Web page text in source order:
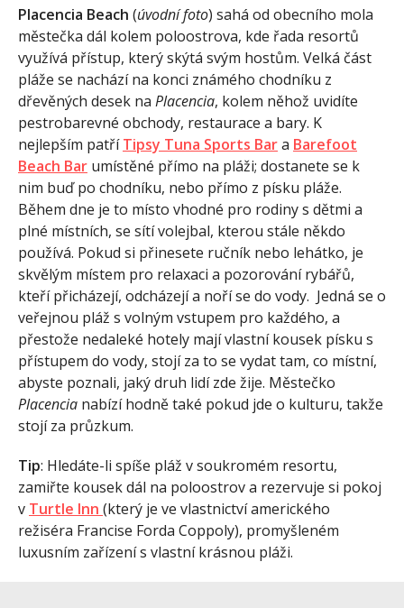
Placencia Beach (úvodní foto) sahá od obecního mola
městečka dál kolem poloostrova, kde řada resortů
využívá přístup, který skýtá svým hostům. Velká část
pláže se nachází na konci známého chodníku z
dřevěných desek na Placencia, kolem něhož uvidíte
pestrobarevné obchody, restaurace a bary. K
nejlepším patříTipsy Tuna Sports Bara Barefoot
Beach Bar umístěné přímo na pláži; dostanete se k
nim buď po chodníku, nebo přímo z písku pláže.
Během dne je to místo vhodné pro rodiny s dětmi a
plné místních, se sítí volejbal, kterou stále někdo
používá. Pokud si přinesete ručník nebo lehátko, je
skvělým místem pro relaxaci a pozorování rybářů,
kteří přicházejí, odcházejí a noří se do vody. Jedná se o
veřejnou pláž s volným vstupem pro každého, a
přestože nedaleké hotely mají vlastní kousek písku s
přístupem do vody, stojí za to se vydat tam, co místní,
abyste poznali, jaký druh lidí zde žije. Městečko
Placencia nabízí hodně také pokud jde o kulturu, takže
stojí za průzkum.
Tip: Hledáte-li spíše pláž v soukromém resortu,
zamiřte kousek dál na poloostrov a rezervuje si pokoj
v Turtle Inn (který je ve vlastnictví amerického
režiséra Francise Forda Coppoly), promyšleném
luxusním zařízení s vlastní krásnou pláži.